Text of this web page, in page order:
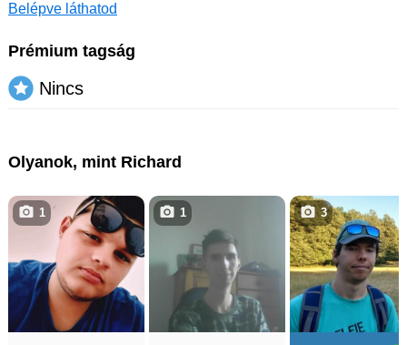
Belépve láthatod
Prémium tagság
Nincs
Olyanok, mint Richard
1 1 3